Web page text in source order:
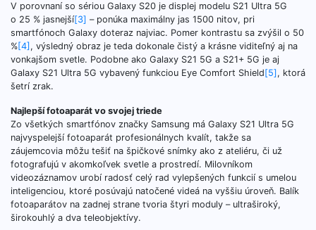
V porovnaní so sériou Galaxy S20 je displej modelu S21 Ultra 5G
o 25 % jasnejší[3] – ponúka maximálny jas 1500 nitov, pri
smartfónoch Galaxy doteraz najviac. Pomer kontrastu sa zvýšil o 50
%[4] , výsledný obraz je teda dokonale čistý a krásne viditeľný aj na
vonkajšom svetle. Podobne ako Galaxy S21 5G a S21+ 5G je aj
Galaxy S21 Ultra 5G vybavený funkciou Eye Comfort Shield[5] , ktorá
šetrí zrak.
Najlepší fotoaparát vo svojej triede
Zo všetkých smartfónov značky Samsung má Galaxy S21 Ultra 5G
najvyspelejší fotoaparát profesionálnych kvalít, takže sa
záujemcovia môžu tešiť na špičkové snímky ako z ateliéru, či už
fotografujú v akomkoľvek svetle a prostredí. Milovníkom
videozáznamov urobí radosť celý rad vylepšených funkcií s umelou
inteligenciou, ktoré posúvajú natočené videá na vyššiu úroveň. Balík
fotoaparátov na zadnej strane tvoria štyri moduly – ultraširoký,
širokouhlý a dva teleobjektívy.